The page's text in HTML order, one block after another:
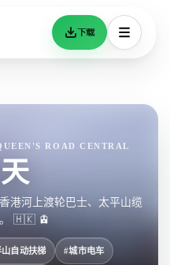
下载
ROAD CENTRAL
港河上渡轮巴士、太平山缆
。 🇭🇰 🚊
自动扶梯 #城市电车